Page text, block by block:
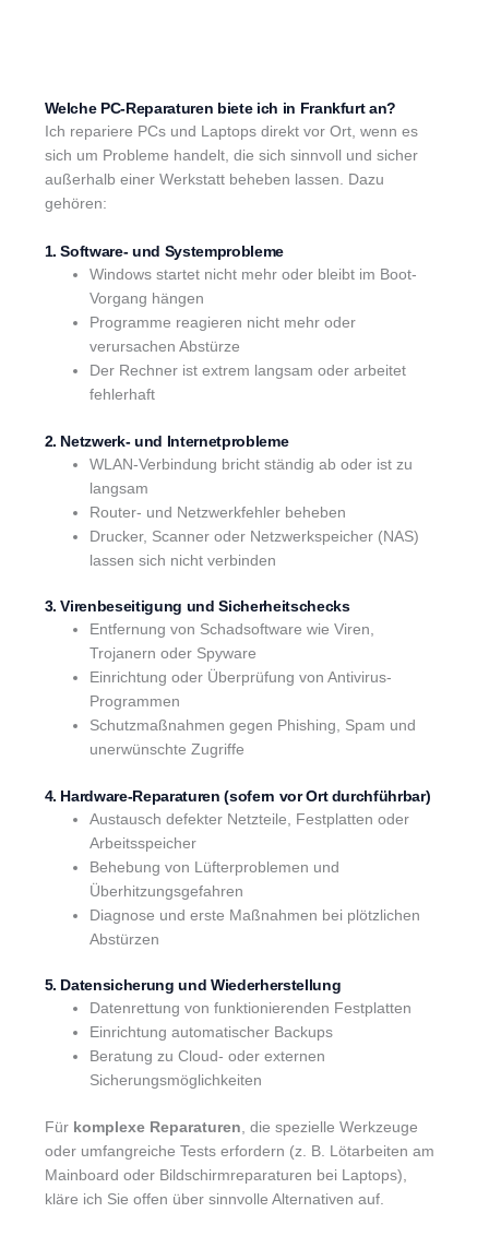
Welche PC-Reparaturen biete ich in Frankfurt an?
Ich repariere PCs und Laptops direkt vor Ort, wenn es
sich um Probleme handelt, die sich sinnvoll und sicher
außerhalb einer Werkstatt beheben lassen. Dazu
gehören:
1. Software- und Systemprobleme
Windows startet nicht mehr oder bleibt im Boot-
Vorgang hängen
Programme reagieren nicht mehr oder
verursachen Abstürze
Der Rechner ist extrem langsam oder arbeitet
fehlerhaft
2. Netzwerk- und Internetprobleme
WLAN-Verbindung bricht ständig ab oder ist zu
langsam
Router- und Netzwerkfehler beheben
Drucker, Scanner oder Netzwerkspeicher (NAS)
lassen sich nicht verbinden
3. Virenbeseitigung und Sicherheitschecks
Entfernung von Schadsoftware wie Viren,
Trojanern oder Spyware
Einrichtung oder Überprüfung von Antivirus-
Programmen
Schutzmaßnahmen gegen Phishing, Spam und
unerwünschte Zugriffe
4. Hardware-Reparaturen (sofern vor Ort durchführbar)
Austausch defekter Netzteile, Festplatten oder
Arbeitsspeicher
Behebung von Lüfterproblemen und
Überhitzungsgefahren
Diagnose und erste Maßnahmen bei plötzlichen
Abstürzen
5. Datensicherung und Wiederherstellung
Datenrettung von funktionierenden Festplatten
Einrichtung automatischer Backups
Beratung zu Cloud- oder externen
Sicherungsmöglichkeiten
Für komplexe Reparaturen , die spezielle Werkzeuge
oder umfangreiche Tests erfordern (z. B. Lötarbeiten am
Mainboard oder Bildschirmreparaturen bei Laptops),
kläre ich Sie offen über sinnvolle Alternativen auf.